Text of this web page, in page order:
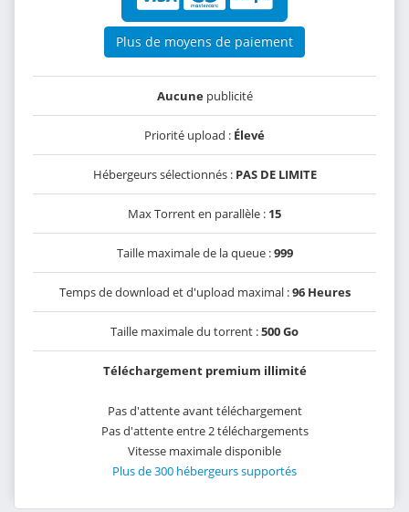
Plus de moyens de paiement
Aucunepublicité
Priorité upload : Élevé
Hébergeurs sélectionnés : PAS DE LIMITE
Max Torrent en parallèle : 15
Taille maximale de la queue :999
Temps de download et d'upload maximal :96 Heures
Taille maximale du torrent :500 Go
Téléchargement premium illimité
Pas d'attente avant téléchargement
Pas d'attente entre 2 téléchargements
Vitesse maximale disponible
Plus de 300 hébergeurs supportés